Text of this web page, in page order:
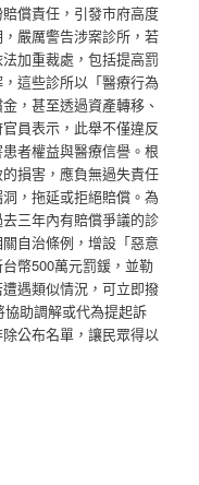
償責任，引發市府高度
嚴厲警告涉案診所，若
加重裁處，包括提高罰
這些診所以「醫療行為
，甚至透過資產轉移、
員表示，此舉不僅違反
者權益與醫療信譽。根
損害，應負無過失責任
，拖延或拒絕賠償。為
三年內有賠償爭議的診
自治條例，增設「惡意
幣500萬元罰鍰，並勒
遇類似情況，可立即撥
助調解或代為提起訴
公布名單，讓民眾得以